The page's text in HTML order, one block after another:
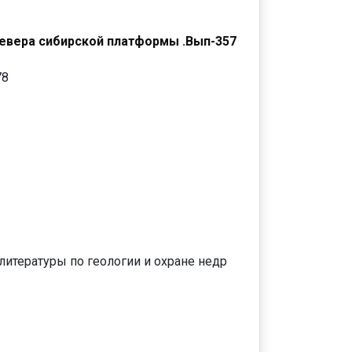
сибирской платформы .Вып-357
по геологии и охране недр